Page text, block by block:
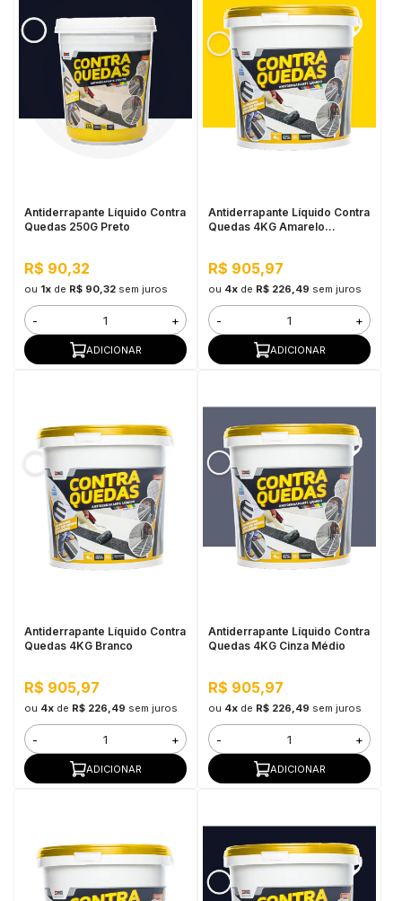
Antiderrapante Líquido Contra
Quedas 250G Preto
R$ 90,32
ou 1xde R$ 90,32 sem juros
- +
ADICIONAR
Antiderrapante Líquido Contra
Quedas 4KG Amarelo
R$ 905,97
ou 4xde R$ 226,49 sem juros
- +
ADICIONAR
Antiderrapante Líquido Contra
Quedas 4KG Branco
R$ 905,97
ou 4xde R$ 226,49 sem juros
- +
ADICIONAR
Antiderrapante Líquido Contra
Quedas 4KG Cinza Médio
R$ 905,97
ou 4xde R$ 226,49 sem juros
- +
ADICIONAR